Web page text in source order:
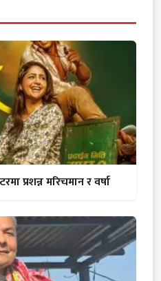
प्रशन्न मरिचमान र वर्षा